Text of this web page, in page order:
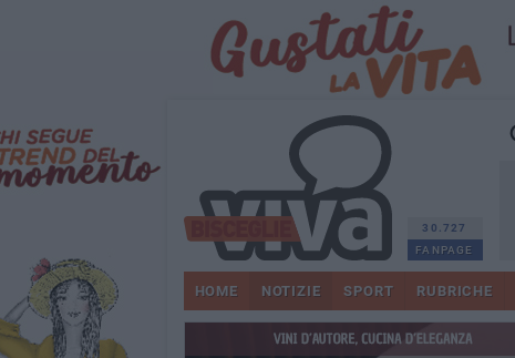
30.727
FANPAGE
HOME NOTIZIE SPORT RUBRICHE